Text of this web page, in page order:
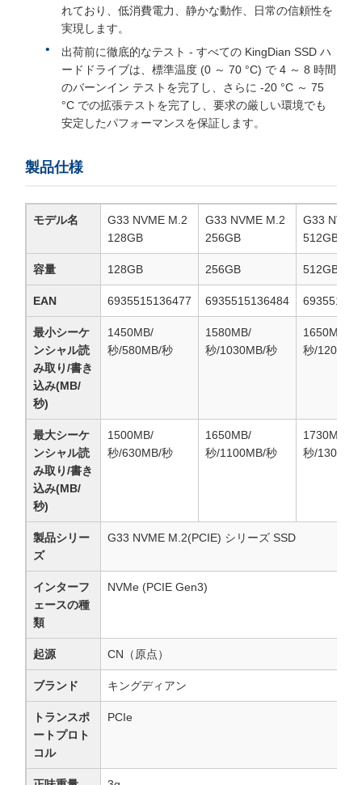
れており、低消費電力、静かな動作、日常の信頼性を
実現します。
出荷前に徹底的なテスト - すべての KingDian SSD ハ
ードドライブは、標準温度 (0 ～ 70 °C) で 4 ～ 8 時間
のバーンイン テストを完了し、さらに -20 °C ～ 75
°C での拡張テストを完了し、要求の厳しい環境でも
安定したパフォーマンスを保証します。
製品仕様
モデル名
G33 NVME M.2
128GB
G33 NVME M.2
256GB
G33
512GB
容量 128GB 256GB 512GB
EAN 6935515136477 6935515136484
最小シーケ
ンシャル読
み取り/書き
込み(MB/
秒)
1450MB/
秒/580MB/秒
1580MB/
秒/1030MB/秒
1650MB/
秒/
最大シーケ
ンシャル読
み取り/書き
込み(MB/
秒)
1500MB/
秒/630MB/秒
1650MB/
秒/1100MB/秒
1730MB/
秒/
製品シリー
ズ
G33 NVME M.2(PCIE) シリーズ SSD
インターフ
ェースの種
類
NVMe (PCIE Gen3)
起源 CN（原点）
ブランド キングディアン
トランスポ
ートプロト
コル
PCIe